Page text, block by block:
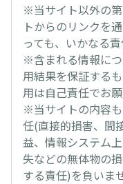
※当サイト以外の
トからのリンクを
っても、いかなる
※含まれる情報に
用結果を保証する
用は自己責任でお願
※当サイトの内容
任(直接的損害、間
益、情報システム
失などの無体物の
する責任)を負いま